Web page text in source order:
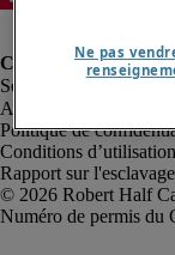
Alerte à la fraude
Politique de
Conditions d’utilisation
Rapport sur
Robert Half
Ne pas